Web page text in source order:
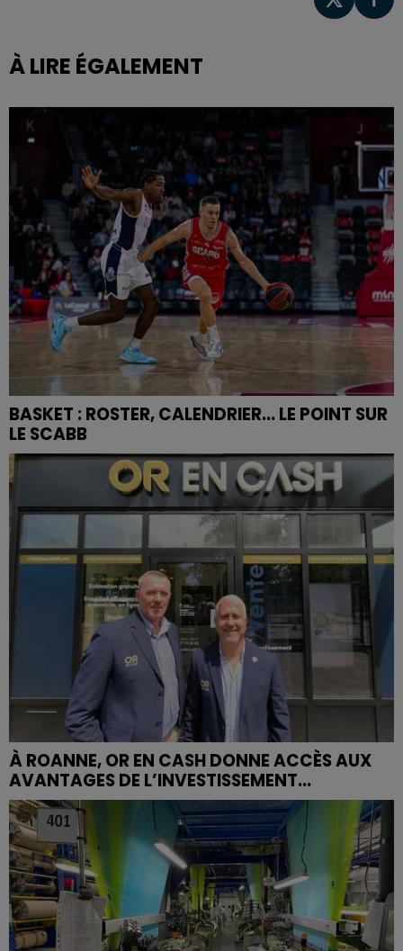
À LIRE ÉGALEMENT
BASKET : ROSTER, CALENDRIER... LE POINT SUR
LE SCABB
À ROANNE, OR EN CASH DONNE ACCÈS AUX
AVANTAGES DE L’INVESTISSEMENT...